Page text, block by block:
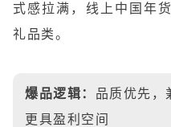
式感拉满，线上中国年
礼品类。
爆品逻辑： 品质优先，
更具盈利空间